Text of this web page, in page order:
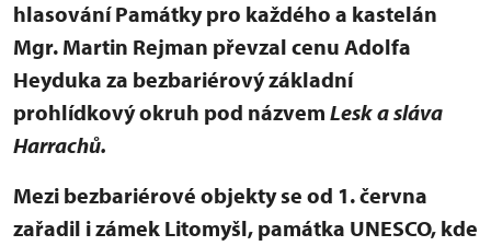
hlasování Památky pro každého a kastelán
Mgr. Martin Rejman převzal cenu Adolfa
Heyduka za bezbariérový základní
prohlídkový okruh pod názvem Lesk a sláva
Harrachů.
Mezi bezbariérové objekty se od 1. června
zařadil i zámek Litomyšl, památka UNESCO, kde